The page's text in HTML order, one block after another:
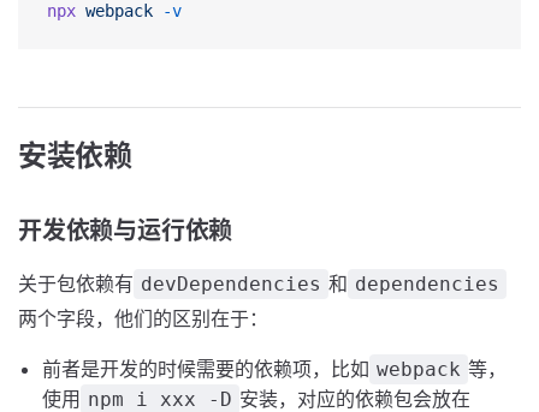
npx webpack -v
安装依赖
开发依赖与运行依赖
关于包依赖有 devDependencies 和 dependencies
两个字段，他们的区别在于：
前者是开发的时候需要的依赖项，比如 webpack 等，
使用 npm i xxx -D 安装，对应的依赖包会放在